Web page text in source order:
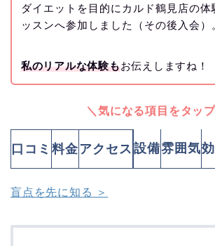
ダイエットを目的にカルド鶴見店の体
ッスンへ参加しました（その後入会）
私のリアルな体験もお伝えしますね！
＼気になる項目をタップ
口コミ 料金アクセス 設備雰囲気
盲点を先に知る ＞